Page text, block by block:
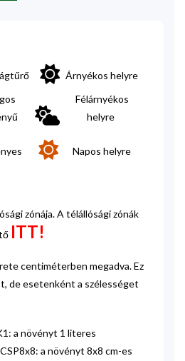
Árnyékos helyre
Félárnyékos
helyre
Napos helyre
zónája. A télállósági zónák
ITT!
centiméterben megadva. Ez
de esetenként a szélességet
a növényt 1 literes
a növényt 8x8 cm-es